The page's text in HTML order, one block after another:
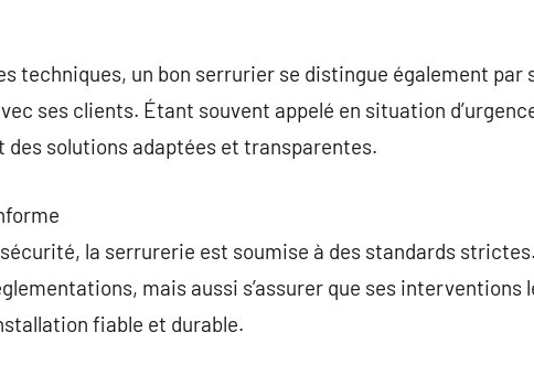
techniques, un bon serrurier se distingue également par
ses clients. Étant souvent appelé en situation
solutions adaptées et transparentes.
la serrurerie est soumise à des standards
mais aussi s’assurer que ses interventions
fiable et durable.